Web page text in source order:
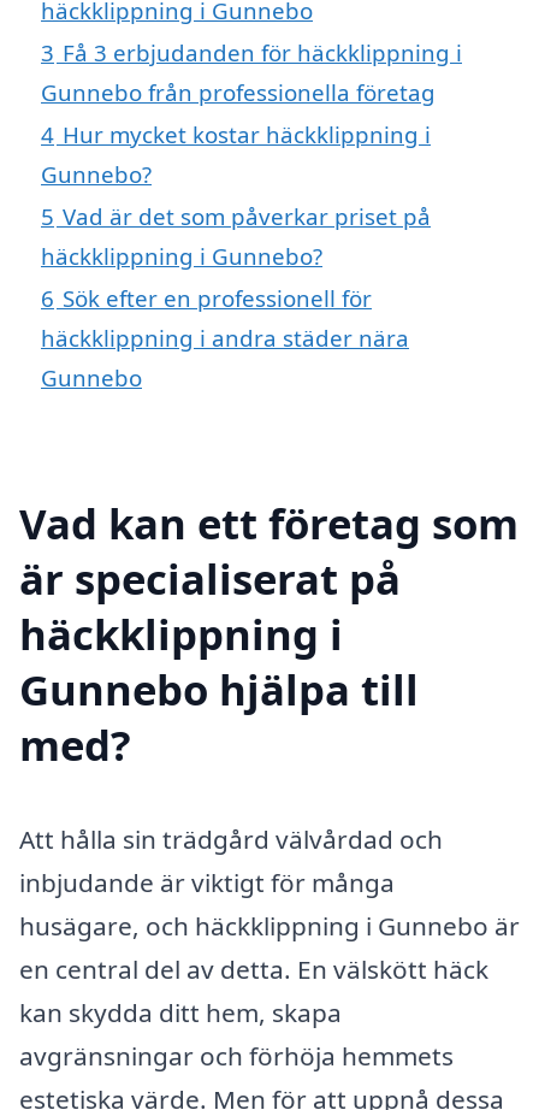
häckklippning i Gunnebo
3 Få 3 erbjudanden för häckklippning i
Gunnebo från professionella företag
4 Hur mycket kostar häckklippning i
Gunnebo?
5 Vad är det som påverkar priset på
häckklippning i Gunnebo?
6 Sök efter en professionell för
häckklippning i andra städer nära
Gunnebo
Vad kan ett företag som
är specialiserat på
häckklippning i
Gunnebo hjälpa till
med?
Att hålla sin trädgård välvårdad och
inbjudande är viktigt för många
husägare, och häckklippning i Gunnebo är
en central del av detta. En välskött häck
kan skydda ditt hem, skapa
avgränsningar och förhöja hemmets
estetiska värde. Men för att uppnå dessa